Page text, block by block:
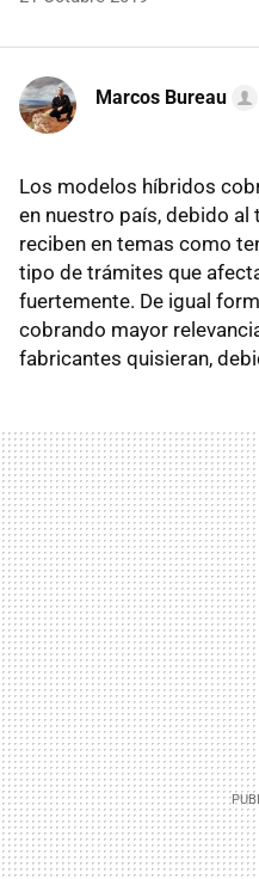
Marcos Bureau
Los modelos híbridos
en nuestro país, debido
reciben en temas como
tipo de trámites que
fuertemente. De igual
cobrando mayor
fabricantes quisieran,